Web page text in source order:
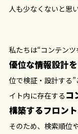
人も少なくないと思い
私たちは“コンテンツ
優位な情報設計
位で検証・設計する
イト内に存在する コ
構築するフロン
そのため、検索順位